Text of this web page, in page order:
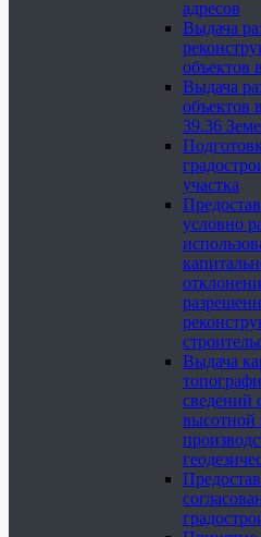
адресов
Выдача
объектов
Выдача
объектов
39.36
участка
условно
Выдача
сведений
высотной